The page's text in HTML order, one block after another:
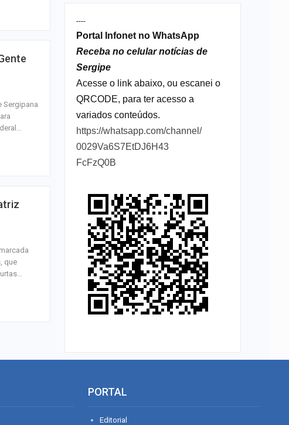
Sergipana
que
----
Portal Infonet no WhatsApp
Receba no celular notícias de
Sergipe
Acesse o link abaixo, ou escanei o
QRCODE, para ter acesso a
variados conteúdos.
https://whatsapp.com/channel/
0029Va6S7EtDJ6H43
FcFzQ0B
PORTAL
Editorial